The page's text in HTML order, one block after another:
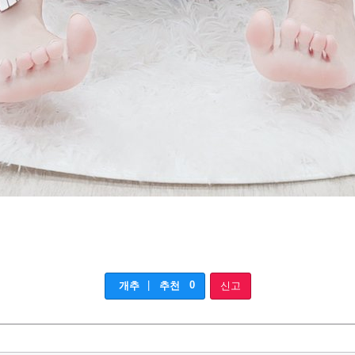
개추 추천 0 신고